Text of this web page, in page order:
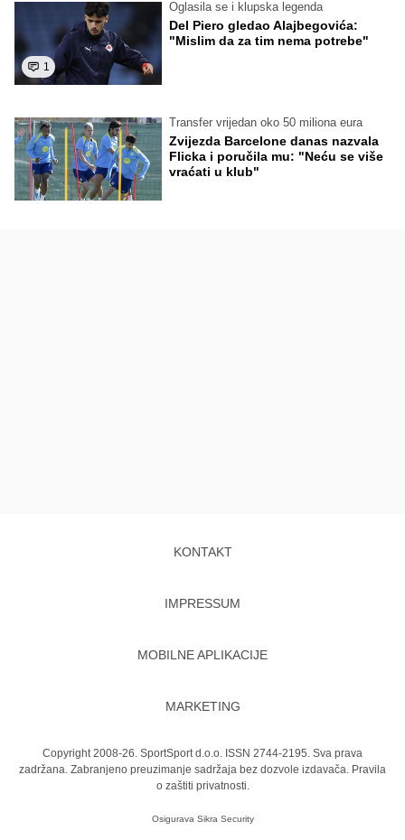
1
Oglasila se i klupska legenda
Del Piero gledao Alajbegovića:
"Mislim da za tim nema potrebe"
Transfer vrijedan oko 50 miliona eura
Zvijezda Barcelone danas nazvala
Flicka i poručila mu: "Neću se više
vraćati u klub"
KONTAKT
IMPRESSUM
MOBILNE APLIKACIJE
MARKETING
Copyright 2008-26. SportSport d.o.o. ISSN 2744-2195. Sva prava
zadržana. Zabranjeno preuzimanje sadržaja bez dozvole izdavača. Pravila
o zaštiti privatnosti.
Osigurava Sikra Security